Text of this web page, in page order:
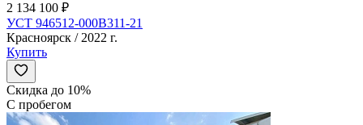
2 134 100 ₽
УСТ 946512-000В311-21
Красноярск / 2022 г.
Купить
Скидка до 10%
С пробегом